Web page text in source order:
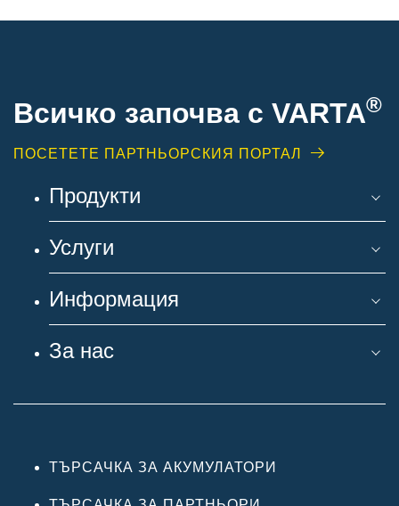
Всичко започва с VARTA®
ПОСЕТЕТЕ ПАРТНЬОРСКИЯ ПОРТАЛ
Продукти
Услуги
Информация
За нас
ТЪРСАЧКА ЗА АКУМУЛАТОРИ